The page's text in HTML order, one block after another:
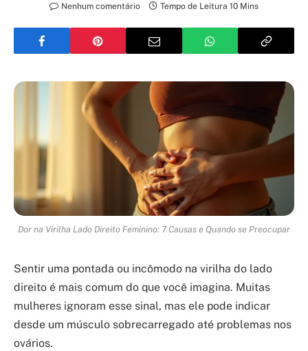
Nenhum comentário
Tempo de Leitura 10 Mins
Dor na Virilha Lado Direito Feminino: 7 Causas e Quando se Preocupar
Sentir uma pontada ou incômodo na virilha do lado
direito é mais comum do que você imagina. Muitas
mulheres ignoram esse sinal, mas ele pode indicar
desde um músculo sobrecarregado até problemas nos
ovários.